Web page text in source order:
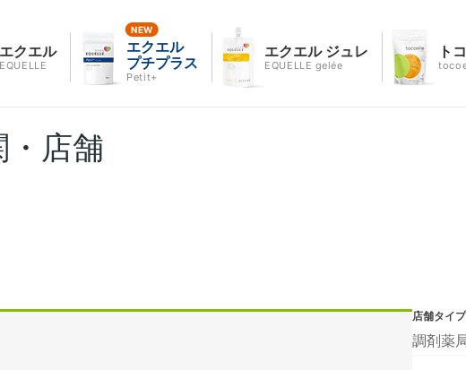
エクエル
EQUELLE
エクエル
プチプラス
Petit+
エクエル ジュレ
EQUELLE gelée
ト
・店舗
店舗タイプ
調剤薬